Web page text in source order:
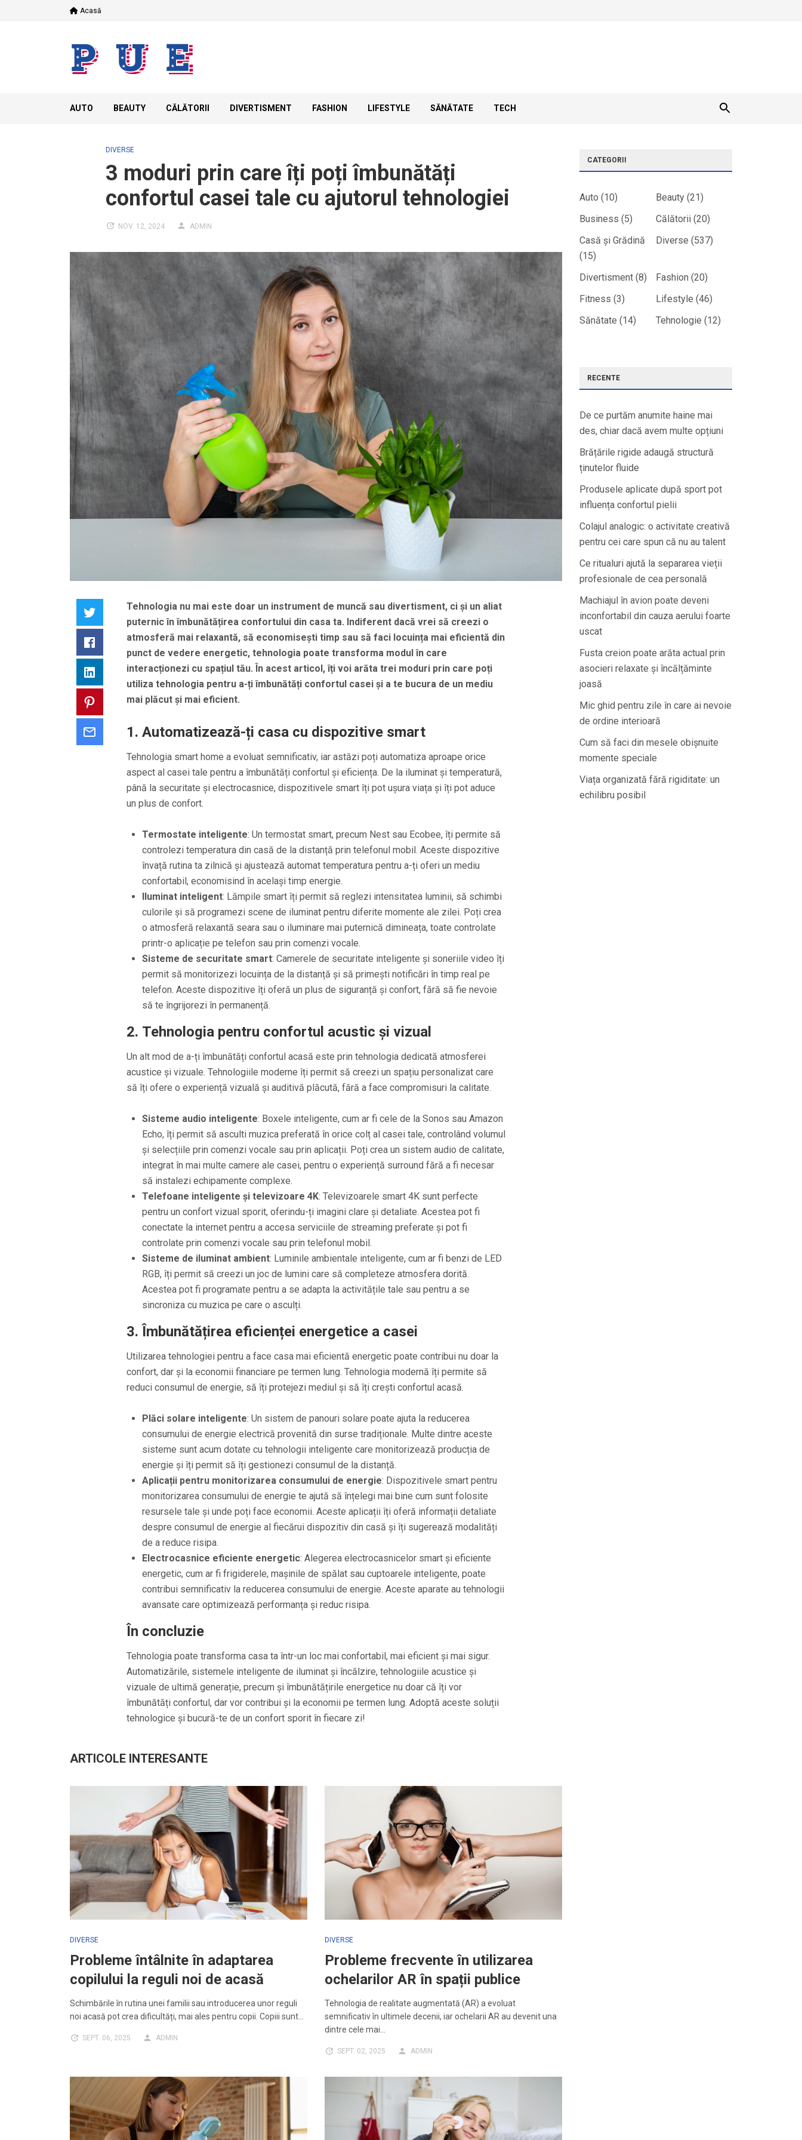
Acasă
AUTO BEAUTY CĂLĂTORII DIVERTISMENT FASHION LIFESTYLE SĂNĂTATE TECH
DIVERSE
3 moduri prin care îți poți îmbunătăți
confortul casei tale cu ajutorul tehnologiei
NOV. 12, 2024 ADMIN
Facebook
LinkedIn
Pinterest
Tehnologia nu mai este doar un instrument de muncă sau divertisment, ci și un aliat
puternic în îmbunătățirea confortului din casa ta. Indiferent dacă vrei să creezi o
atmosferă mai relaxantă, să economisești timp sau să faci locuința mai eficientă din
punct de vedere energetic, tehnologia poate transforma modul în care
interacționezi cu spațiul tău. În acest articol, îți voi arăta trei moduri prin care poți
utiliza tehnologia pentru a-ți îmbunătăți confortul casei și a te bucura de un mediu
mai plăcut și mai eficient.
1. Automatizează-ți casa cu dispozitive smart
Tehnologia smart home a evoluat semnificativ, iar astăzi poți automatiza aproape orice
aspect al casei tale pentru a îmbunătăți confortul și eficiența. De la iluminat și temperatură,
până la securitate și electrocasnice, dispozitivele smart îți pot ușura viața și îți pot aduce
un plus de confort.
Termostate inteligente: Un termostat smart, precum Nest sau Ecobee, îți permite să
controlezi temperatura din casă de la distanță prin telefonul mobil. Aceste dispozitive
învață rutina ta zilnică și ajustează automat temperatura pentru a-ți oferi un mediu
confortabil, economisind în același timp energie.
Iluminat inteligent: Lămpile smart îți permit să reglezi intensitatea luminii, să schimbi
culorile și să programezi scene de iluminat pentru diferite momente ale zilei. Poți crea
o atmosferă relaxantă seara sau o iluminare mai puternică dimineața, toate controlate
printr-o aplicație pe telefon sau prin comenzi vocale.
Sisteme de securitate smart: Camerele de securitate inteligente și soneriile video îți
permit să monitorizezi locuința de la distanță și să primești notificări în timp real pe
telefon. Aceste dispozitive îți oferă un plus de siguranță și confort, fără să fie nevoie
să te îngrijorezi în permanență.
2. Tehnologia pentru confortul acustic și vizual
Un alt mod de a-ți îmbunătăți confortul acasă este prin tehnologia dedicată atmosferei
acustice și vizuale. Tehnologiile moderne îți permit să creezi un spațiu personalizat care
să îți ofere o experiență vizuală și auditivă plăcută, fără a face compromisuri la calitate.
Sisteme audio inteligente: Boxele inteligente, cum ar fi cele de la Sonos sau Amazon
Echo, îți permit să asculti muzica preferată în orice colț al casei tale, controlând volumul
și selecțiile prin comenzi vocale sau prin aplicații. Poți crea un sistem audio de calitate,
integrat în mai multe camere ale casei, pentru o experiență surround fără a fi necesar
să instalezi echipamente complexe.
Telefoane inteligente și televizoare 4K: Televizoarele smart 4K sunt perfecte
pentru un confort vizual sporit, oferindu-ți imagini clare și detaliate. Acestea pot fi
conectate la internet pentru a accesa serviciile de streaming preferate și pot fi
controlate prin comenzi vocale sau prin telefonul mobil.
Sisteme de iluminat ambient: Luminile ambientale inteligente, cum ar fi benzi de LED
RGB, îți permit să creezi un joc de lumini care să completeze atmosfera dorită.
Acestea pot fi programate pentru a se adapta la activitățile tale sau pentru a se
sincroniza cu muzica pe care o asculți.
3.Îmbunătățirea eficienței energetice a casei
Utilizarea tehnologiei pentru a face casa mai eficientă energetic poate contribui nu doar la
confort, dar și la economii financiare pe termen lung. Tehnologia modernă îți permite să
reduci consumul de energie, să îți protejezi mediul și să îți crești confortul acasă.
Plăci solare inteligente: Un sistem de panouri solare poate ajuta la reducerea
consumului de energie electrică provenită din surse tradiționale. Multe dintre aceste
sisteme sunt acum dotate cu tehnologii inteligente care monitorizează producția de
energie și îți permit să îți gestionezi consumul de la distanță.
Aplicații pentru monitorizarea consumului de energie: Dispozitivele smart pentru
monitorizarea consumului de energie te ajută să înțelegi mai bine cum sunt folosite
resursele tale și unde poți face economii. Aceste aplicații îți oferă informații detaliate
despre consumul de energie al fiecărui dispozitiv din casă și îți sugerează modalități
de a reduce risipa.
Electrocasnice eficiente energetic: Alegerea electrocasnicelor smart și eficiente
energetic, cum ar fi frigiderele, mașinile de spălat sau cuptoarele inteligente, poate
contribui semnificativ la reducerea consumului de energie. Aceste aparate au tehnologii
avansate care optimizează performanța și reduc risipa.
În concluzie
Tehnologia poate transforma casa ta într-un loc mai confortabil, mai eficient și mai sigur.
Automatizările, sistemele inteligente de iluminat și încălzire, tehnologiile acustice și
vizuale de ultimă generație, precum și îmbunătățirile energetice nu doar că îți vor
îmbunătăți confortul, dar vor contribui și la economii pe termen lung. Adoptă aceste soluții
tehnologice și bucură-te de un confort sporit în fiecare zi!
ARTICOLE INTERESANTE
DIVERSE
Probleme întâlnite în adaptarea
copilului la reguli noi de acasă
Schimbările în rutina unei familii sau introducerea unor reguli
noi acasă pot crea dificultăți, mai ales pentru copii. Copiii sunt…
SEPT. 06, 2025 ADMIN
DIVERSE
Probleme frecvente în utilizarea
ochelarilor AR în spații publice
Tehnologia de realitate augmentată (AR) a evoluat
semnificativ în ultimele decenii, iar ochelarii AR au devenit una
dintre cele mai…
SEPT. 02, 2025 ADMIN
CATEGORII
Auto (10) Beauty(21)
Business (5) Călătorii(20)
Casă și Grădină
(15)
Diverse (537)
Divertisment(8) Fashion (20)
Fitness (3) Lifestyle (46)
Sănătate (14) Tehnologie (12)
RECENTE
De ce purtăm anumite haine mai
des, chiar dacă avem multe opțiuni
Brățările rigide adaugă structură
ținutelor fluide
Produsele aplicate după sport pot
influența confortul pielii
Colajul analogic: o activitate creativă
pentru cei care spun că nu au talent
Ce ritualuri ajută la separarea vieții
profesionale de cea personală
Machiajul în avion poate deveni
inconfortabil din cauza aerului foarte
uscat
Fusta creion poate arăta actual prin
asocieri relaxate și încălțăminte
joasă
Mic ghid pentru zile în care ai nevoie
de ordine interioară
Cum să faci din mesele obișnuite
momente speciale
Viața organizată fără rigiditate: un
echilibru posibil